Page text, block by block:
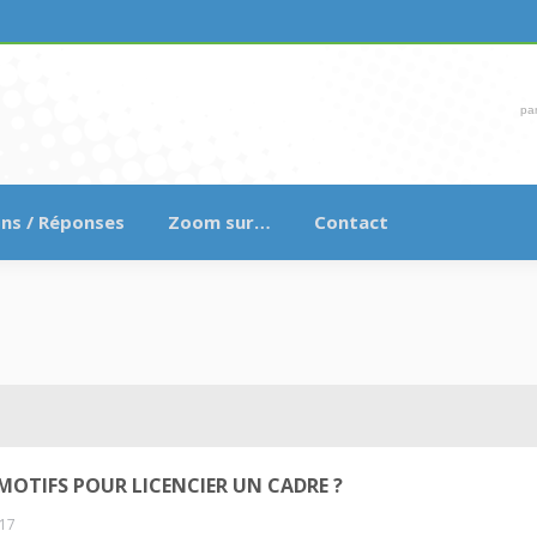
/ Réponses Zoom sur… Contact
POUR LICENCIER UN CADRE ?